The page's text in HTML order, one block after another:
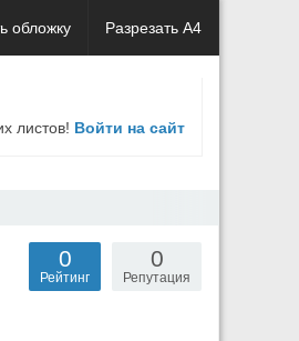
обложку Разрезать А4
листов! Войти на сайт
0
Репутация
0
Рейтинг